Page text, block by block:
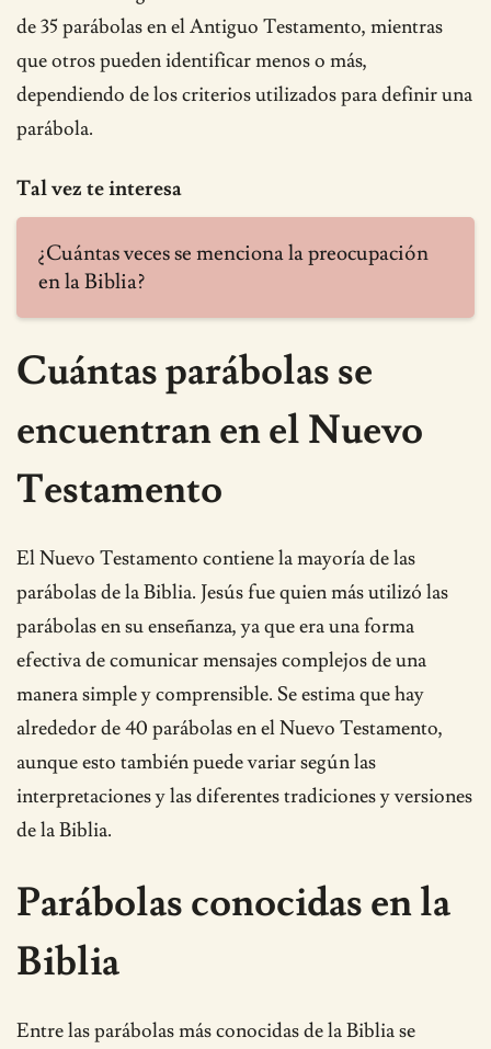
de 35 parábolas en el Antiguo Testamento, mientras
que otros pueden identificar menos o más,
dependiendo de los criterios utilizados para definir una
parábola.
Tal vez te interesa
¿Cuántas veces se menciona la preocupación
en la Biblia?
Cuántas parábolas se
encuentran en el Nuevo
Testamento
El Nuevo Testamento contiene la mayoría de las
parábolas de la Biblia. Jesús fue quien más utilizó las
parábolas en su enseñanza, ya que era una forma
efectiva de comunicar mensajes complejos de una
manera simple y comprensible. Se estima que hay
alrededor de 40 parábolas en el Nuevo Testamento,
aunque esto también puede variar según las
interpretaciones y las diferentes tradiciones y versiones
de la Biblia.
Parábolas conocidas en la
Biblia
Entre las parábolas más conocidas de la Biblia se